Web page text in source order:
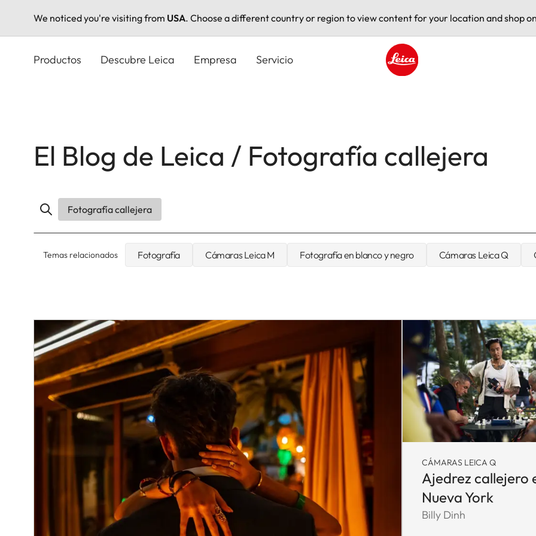
We noticed you're visiting from USA. Choose a different country or region to view content for your location and shop
Productos Descubre Leica Empresa Servicio
El Blog de Leica / Fotografía callejera
Fotografía callejera
Temas relacionados Fotografía Cámaras Leica M Fotografía en blanco y negro Cámaras Leica Q
CÁMARAS LEICA Q
Ajedrez callejero
Nueva York
Billy Dinh